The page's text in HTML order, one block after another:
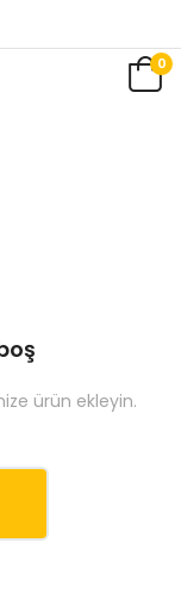
0
ürün ekleyin.